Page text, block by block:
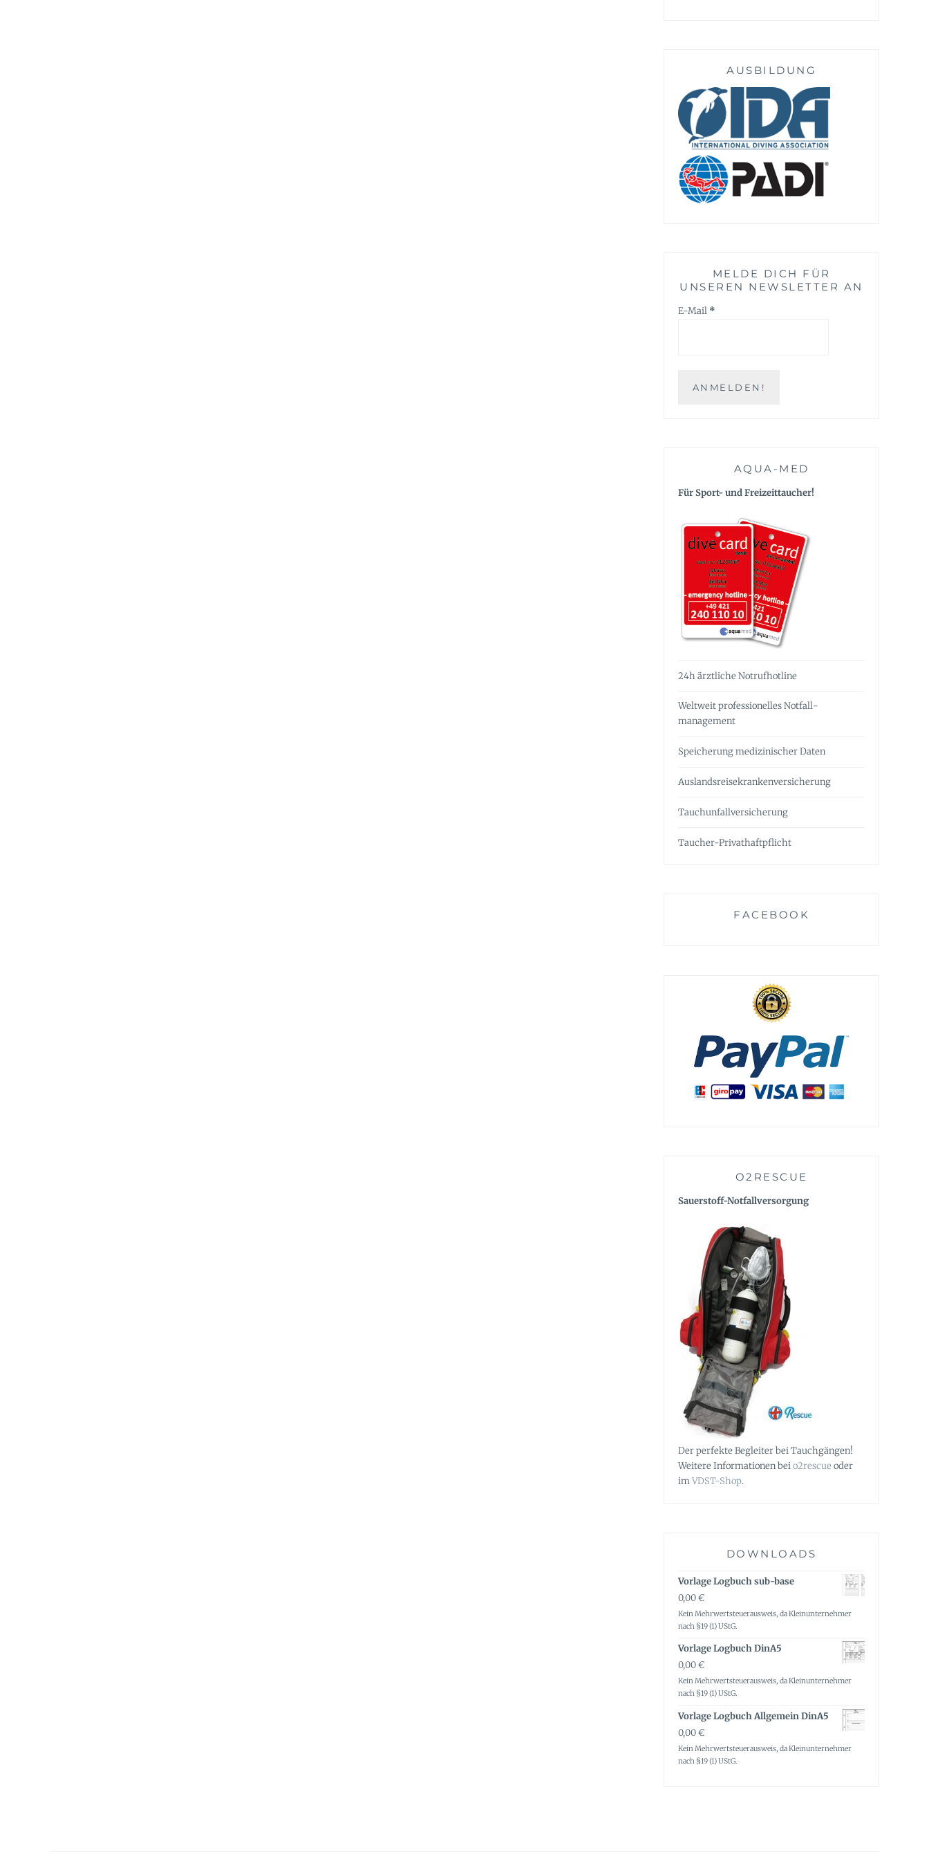
AUSBILDUNG
MELDE DICH FÜR
UNSEREN NEWSLETTER AN
E-Mail *
AQUA-MED
Für Sport- und Freizeittaucher!
24h ärztliche Notrufhotline
Weltweit professionelles Notfall­
management
Speicherung medizinischer Daten
Auslandsreise­krankenversicherung
Tauchunfall­versicherung
Taucher-Privathaftpflicht
FACEBOOK
O2RESCUE
Sauerstoff-Notfallversorgung
Der perfekte Begleiter bei Tauchgängen!
Weitere Informationen beio2rescueoder
imVDST-Shop.
DOWNLOADS
Vorlage Logbuch sub-base
0,00€
Kein Mehrwertsteuerausweis, da Kleinunternehmer
nach §19 (1) UStG.
Vorlage Logbuch DinA5
0,00€
Kein Mehrwertsteuerausweis, da Kleinunternehmer
nach §19 (1) UStG.
Vorlage Logbuch Allgemein DinA5
0,00€
Kein Mehrwertsteuerausweis, da Kleinunternehmer
nach §19 (1) UStG.